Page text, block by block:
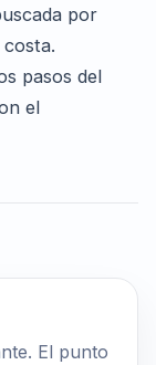
por
pasos del
el
El punto